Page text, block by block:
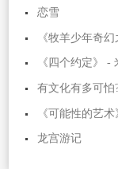
恋雪
《牧羊少年奇
《四个约定》 -
有文化有多可怕
《可能性的艺
龙宫游记